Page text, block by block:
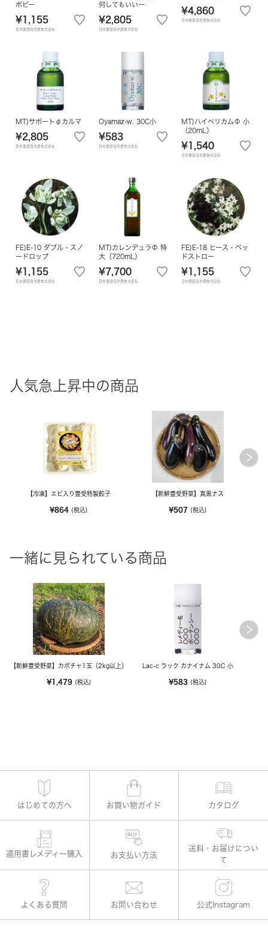
ポピー
¥1,155
日本豊受自然農株式会社
何してもいいー
¥2,805
日本豊受自然農株式会社
¥4,860
日本豊受自然農株式会社
MT)サポートφカルマ
¥2,805
日本豊受自然農株式会社
Oyamaz-w. 30C小
¥583
日本豊受自然農株式会社
MT)ハイペリカムΦ 小
（20mL）
¥1,540
日本豊受自然農株式会社
FE)E-10 ダブル・スノ
ードロップ
¥1,155
日本豊受自然農株式会社
MT)カレンデュラΦ 特
大（720mL）
¥7,700
日本豊受自然農株式会社
FE)E-18 ヒース・ベッ
ドストロー
¥1,155
日本豊受自然農株式会社
人気急上昇中の商品
【冷凍】エビ入り豊受特製餃子
¥864 (税込)
【新鮮豊受野菜】真黒ナス
¥507 (税込)
一緒に見られている商品
【新鮮豊受野菜】カボチャ1玉（2kg以上）
¥1,479 (税込)
Lac-c ラック カナイナム 30C 小
¥583 (税込)
はじめての方へ お買い物ガイド カタログ
適用書レメディー購入 お支払い方法
よくある質問 お問い合わせ 公式Instagram